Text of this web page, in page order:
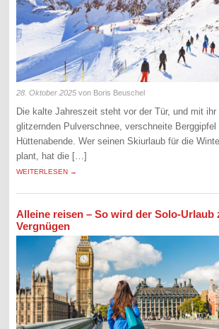
28. Oktober 2025 von Boris Beuschel
Die kalte Jahreszeit steht vor der Tür, und mit ihr
glitzernden Pulverschnee, verschneite
Hüttenabende. Wer seinen Skiurlaub für die
plant, hat die […]
WEITERLESEN →
Alleine reisen – So wird der Solo-Urlaub
Vergnügen